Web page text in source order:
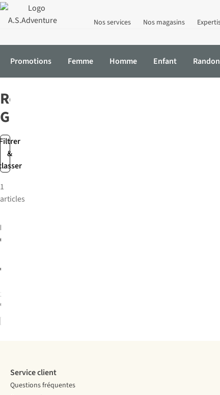
Nos services Nos magasins
Promotions Femme Homme Enfant
&
Rough
Guides
1
articles
Rough
Guides
€17,95
1
disponible
Service client
Questions fréquentes